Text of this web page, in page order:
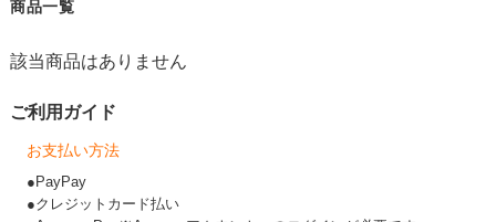
商品一覧
該当商品はありません
ご利用ガイド
お支払い方法
●PayPay
●クレジットカード払い